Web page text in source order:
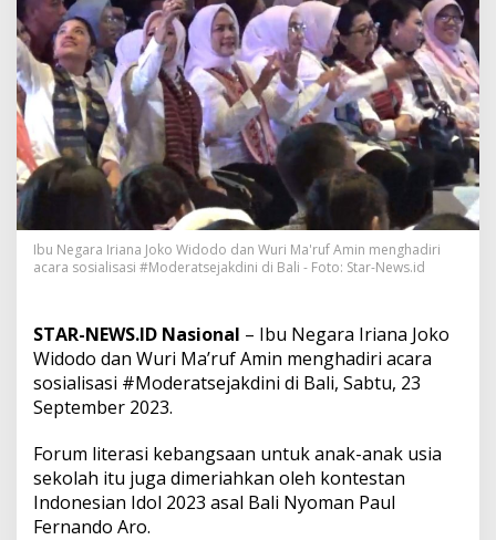
r
a
s
i
K
e
b
a
n
g
s
a
a
n
b
u
N
e
a
R
e
Ibu Negara Iriana Joko Widodo dan Wuri Ma'ruf Amin menghadiri
acara sosialisasi #Moderatsejakdini di Bali - Foto: Star-News.id
STAR-NEWS.ID Nasional – Ibu Negara Iriana Joko
Widodo dan Wuri Ma’ruf Amin menghadiri acara
sosialisasi #Moderatsejakdini di Bali, Sabtu, 23
September 2023.
Forum literasi kebangsaan untuk anak-anak usia
sekolah itu juga dimeriahkan oleh kontestan
Indonesian Idol 2023 asal Bali Nyoman Paul
Fernando Aro.